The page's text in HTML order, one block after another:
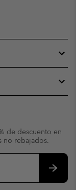
de descuento en
no rebajados.